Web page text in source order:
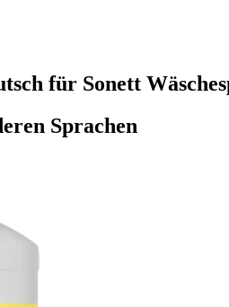
für Sonett
Sprachen